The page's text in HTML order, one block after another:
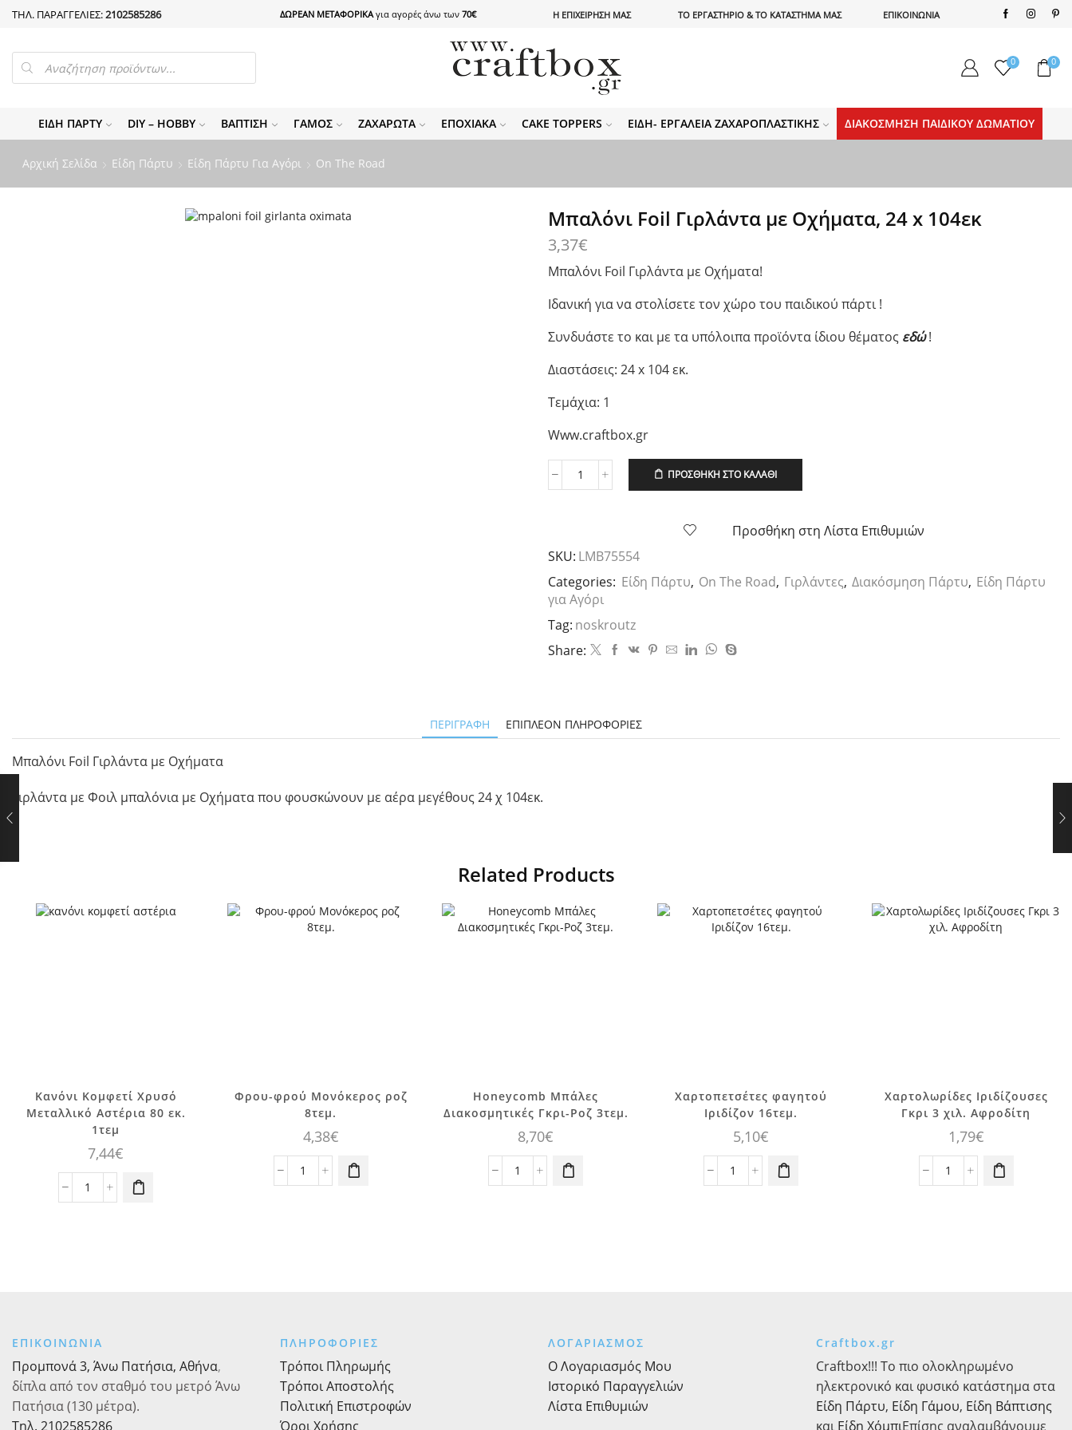
ΤΗΛ. ΠΑΡΑΓΓΕΛΙΕΣ:2102585286 ΔΩΡΕΑΝ ΜΕΤΑΦΟΡΙΚΑ για αγορές άνω των 70€ Η ΕΠΙΧΕΙΡΗΣΗ ΜΑΣ ΤΟ ΕΡΓΑΣΤΗΡΙΟ & ΤΟ ΚΑΤΑΣΤΗΜΑ ΜΑΣ ΕΠΙΚΟΙΝΩΝΙΑ
PRODUCTS
SEARCH 0 0
ΕΊΔΗ ΠΆΡΤΥ DIY – HOBBY ΒΆΠΤΙΣΗ ΓΆΜΟΣ ΖΑΧΑΡΩΤΆ ΕΠΟΧΙΑΚΆ CAKE TOPPERS ΕΊΔΗ- ΕΡΓΑΛΕΊΑ ΖΑΧΑΡΟΠΛΑΣΤΙΚΉΣ ΔΙΑΚΌΣΜΗΣΗ ΠΑΙΔΙΚΟΎ ΔΩΜΑΤΊΟΥ
Αρχική Σελίδα Είδη Πάρτυ Είδη Πάρτυ Για Αγόρι On The Road
Μπαλόνι Foil Γιρλάντα με Οχήματα, 24 x 104εκ
3,37€
Μπαλόνι Foil Γιρλάντα με Οχήματα!
Ιδανική για να στολίσετε τον χώρο του παιδικού πάρτι !
Συνδυάστε το και με τα υπόλοιπα προϊόντα ίδιου θέματος εδώ!
Διαστάσεις: 24 x 104 εκ.
Τεμάχια: 1
Www.craftbox.gr
Μπαλόνι
24
x
104εκ
ποσότητα
ΠΡΟΣΘΉΚΗ ΣΤΟ ΚΑΛΆΘΙ
Προσθήκη στη Λίστα Επιθυμιών
SKU: LMB75554
Categories: Είδη Πάρτυ, On The Road, Γιρλάντες, Διακόσμηση Πάρτυ, Είδη Πάρτυ
για Αγόρι
Tag: noskroutz
Share:
ΠΕΡΙΓΡΑΦΉ ΕΠΙΠΛΈΟΝ ΠΛΗΡΟΦΟΡΊΕΣ
Μπαλόνι Foil Γιρλάντα με Οχήματα
Γιρλάντα με Φοιλ μπαλόνια με Οχήματα που φουσκώνουν με αέρα μεγέθους 24 χ 104εκ.
Related Products
Κανόνι Κομφετί Χρυσό
Μεταλλικό Αστέρια 80 εκ.
1τεμ
7,44€
Κανόνι
Φρου-φρού Μονόκερος ροζ
8τεμ.
4,38€
Φρου-
Honeycomb Μπάλες
Διακοσμητικές Γκρι-Ροζ 3τεμ.
8,70€
Honeycomb
Χαρτοπετσέτες φαγητού
Ιριδίζον 16τεμ.
5,10€
Χαρτοπετσέτες
Χαρτολωρίδες Ιριδίζουσες
Γκρι 3 χιλ. Αφροδίτη
1,79€
Χαρτολωρίδες
ΕΠΙΚΟΙΝΩΝΙΑ
Προμπονά 3, Άνω Πατήσια, Αθήνα,
δίπλα από τον σταθμό του μετρό Άνω
Πατήσια (130 μέτρα).
Τηλ. 2102585286
ΠΛΗΡΟΦΟΡΙΕΣ
Τρόποι Πληρωμής
Τρόποι Αποστολής
Πολιτική Επιστροφών
Όροι Χρήσης
ΛΟΓΑΡΙΑΣΜΟΣ
Ο Λογαριασμός Μου
Ιστορικό Παραγγελιών
Λίστα Επιθυμιών
Craftbox.gr
Craftbox!!! Το πιο ολοκληρωμένο
ηλεκτρονικό και φυσικό κατάστημα στα
Είδη Πάρτυ, Είδη Γάμου, Είδη Βάπτισης
και Είδη ΧόμπιΕπίσης αναλαμβάνουμε